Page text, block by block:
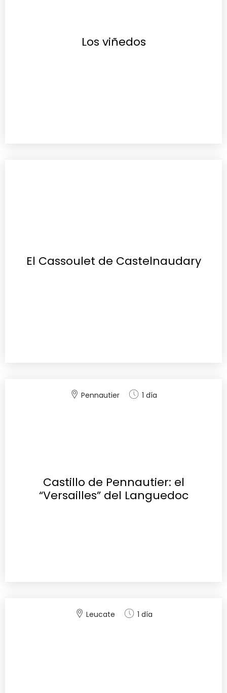
Los viñedos
El Cassoulet de Castelnaudary
Pennautier 1 día
Castillo de Pennautier: el
“Versailles” del Languedoc
Leucate 1 día